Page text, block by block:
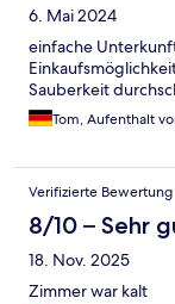
6. Mai 2024
einfache
Sauberkeit
Tom, Aufenthalt
Verifizierte Bewertung
8/10 – Sehr
18. Nov. 2025
Zimmer war kalt